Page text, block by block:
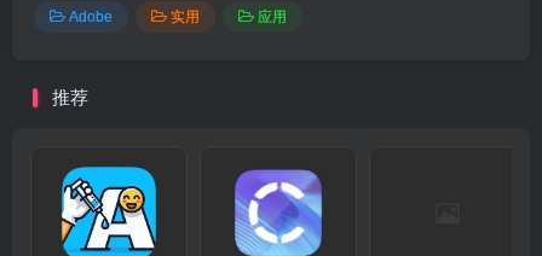
Adobe 实用 应用
推荐